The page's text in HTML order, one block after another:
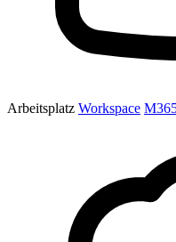
Arbeitsplatz Workspace